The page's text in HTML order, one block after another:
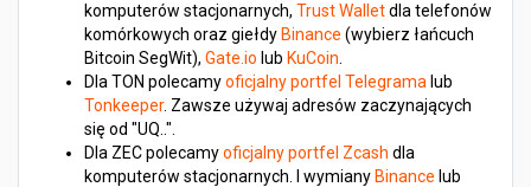
komputerów stacjonarnych, Trust Walletdla telefonów
komórkowych oraz giełdy Binance (wybierz łańcuch
Bitcoin SegWit), Gate.io lub KuCoin
Dla TON polecamyoficjalny portfel Telegrama lub
Tonkeeper. Zawsze używaj adresów zaczynających
się od "UQ..".
Dla ZEC polecamyoficjalny portfel Zcash dla
komputerów stacjonarnych. I wymiany Binance lub